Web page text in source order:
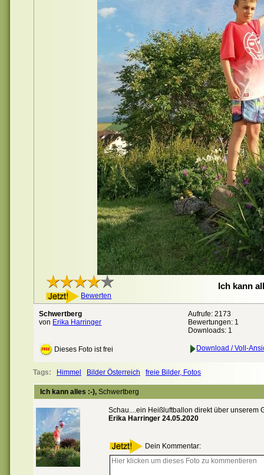
Bewerten
Ich kann
Schwertberg
von Erika Harringer
Aufrufe: 2173
Bewertungen: 1
Downloads: 1
Dieses Foto ist frei Download / Voll-
Tags: Himmel Bilder Österreich freie Bilder, Fotos
Ich kann alles :-), Schwertberg
Schau....ein Heißluftballon direkt über unserem
Erika Harringer 24.05.2020
Dein Kommentar: